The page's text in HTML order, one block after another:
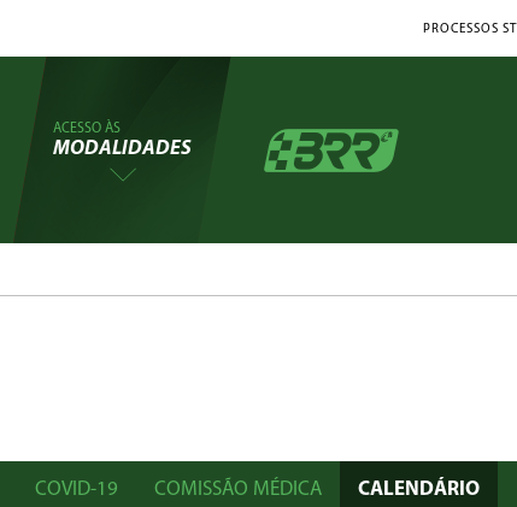
PROCESSOS
ACESSO ÀS
MODALIDADES
COVID-19 COMISSÃO MÉDICA CALENDÁRIO